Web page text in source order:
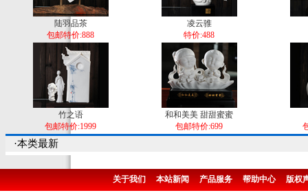
陆羽品茶
包邮特价:888
凌云骓
特价:488
竹之语
包邮特价:1999
和和美美 甜甜蜜蜜
包邮特价:699
·本类最新
关于我们 本站新闻 产品服务 帮助中心 版权